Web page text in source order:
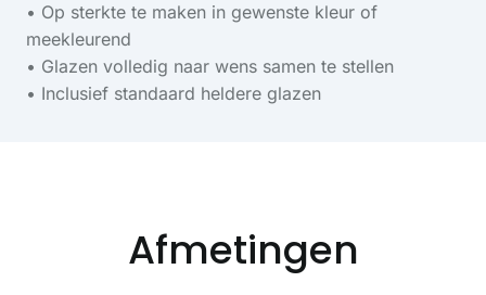
• Op sterkte te maken in gewenste kleur of
meekleurend
• Glazen volledig naar wens samen te stellen
• Inclusief standaard heldere glazen
Afmetingen